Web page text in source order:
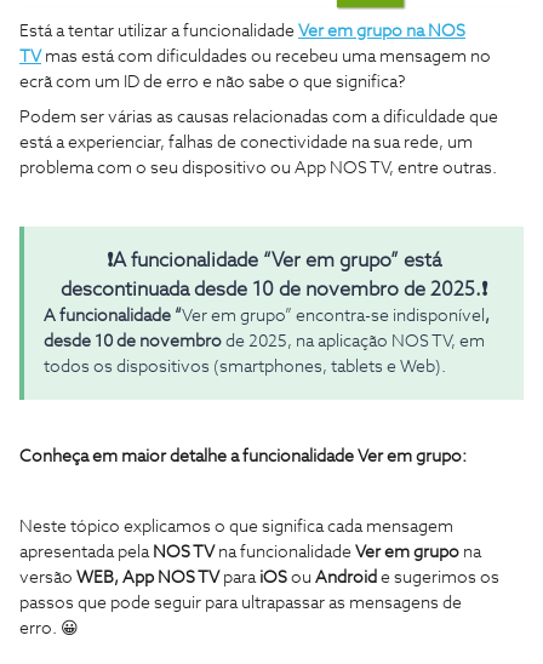
Está a tentar utilizar a funcionalidade Ver em grupo na NOS
TV mas está com dificuldades ou recebeu uma mensagem no
ecrã com um ID de erro e não sabe o que significa?
Podem ser várias as causas relacionadas com a dificuldade que
está a experienciar, falhas de conectividade na sua rede, um
problema com o seu dispositivo ou App NOS TV, entre outras.
❗A funcionalidade “Ver em grupo” está
descontinuada desde 10 de novembro de 2025.❗
A funcionalidade “Ver em grupo” encontra-se indisponível ,
desde 10 de novembro de 2025, na aplicação NOS TV, em
todos os dispositivos (smartphones, tablets e Web).
Conheça em maior detalhe a funcionalidade Ver em grupo:
Neste tópico explicamos o que significa cada mensagem
apresentada pela NOS TV na funcionalidade Ver em grupo na
versão WEB, App NOS TV paraiOS ou Android e sugerimos os
passos que pode seguir para ultrapassar as mensagens de
erro. 😀